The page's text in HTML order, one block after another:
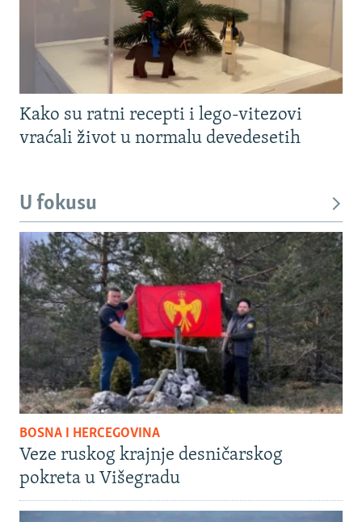
Kako su ratni recepti i lego-vitezovi
vraćali život u normalu devedesetih
U fokusu
BOSNA I HERCEGOVINA
Veze ruskog krajnje desničarskog
pokreta u Višegradu